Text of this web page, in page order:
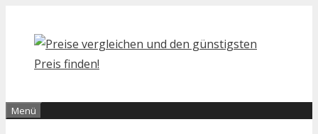
Inhalt
springen
Menü